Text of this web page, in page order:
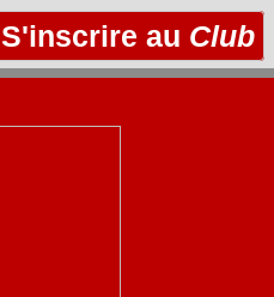
S'inscrire au Club